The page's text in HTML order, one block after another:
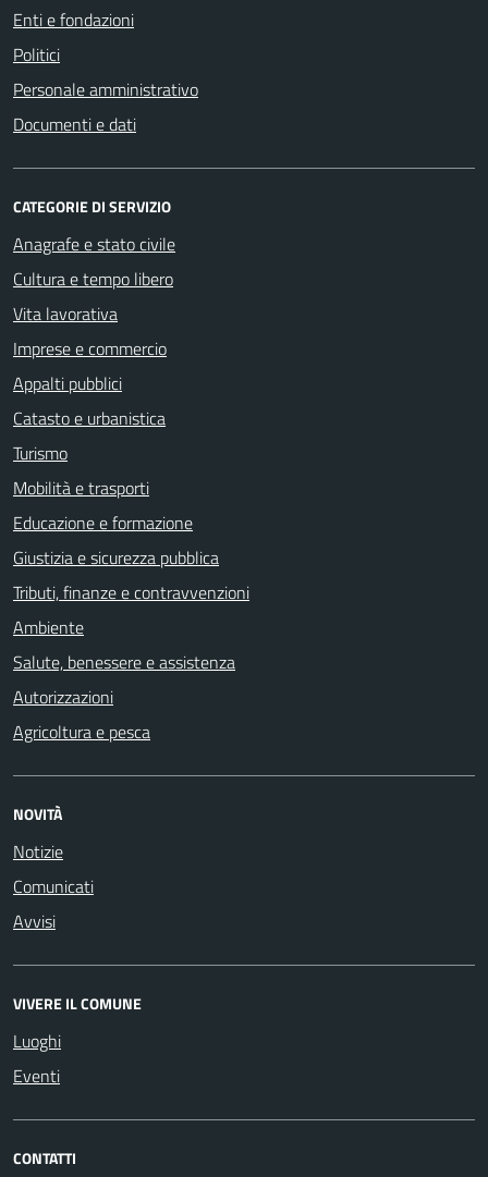
Enti e fondazioni
Politici
Personale amministrativo
Documenti e dati
CATEGORIE DI SERVIZIO
Anagrafe e stato civile
Cultura e tempo libero
Vita lavorativa
Imprese e commercio
Appalti pubblici
Catasto e urbanistica
Turismo
Mobilità e trasporti
Educazione e formazione
Giustizia e sicurezza pubblica
Tributi, finanze e contravvenzioni
Ambiente
Salute, benessere e assistenza
Autorizzazioni
Agricoltura e pesca
NOVITÀ
Notizie
Comunicati
Avvisi
VIVERE IL COMUNE
Luoghi
Eventi
CONTATTI